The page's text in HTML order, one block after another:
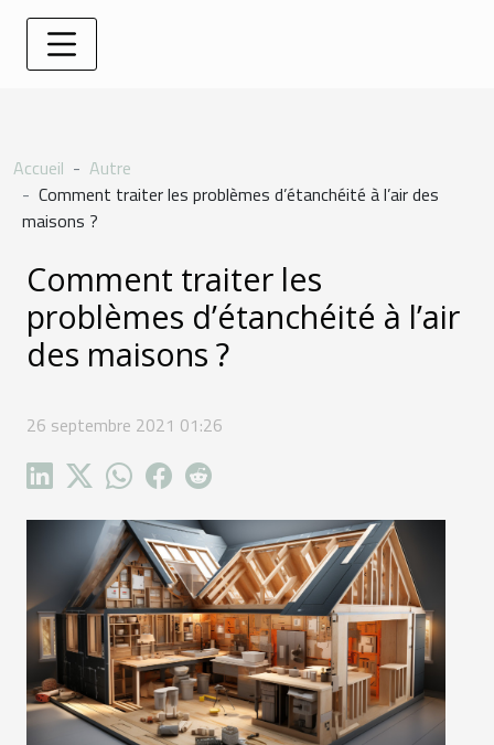
Accueil
Autre
Comment traiter les problèmes d’étanchéité à l’air des
maisons ?
Comment traiter les
problèmes d’étanchéité à l’air
des maisons ?
26 septembre 2021 01:26